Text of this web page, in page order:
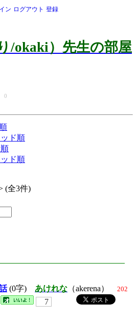
ン ログアウト 登録
/okaki）先生の部屋
0
ド順
ド順
(全3件)
(0字) あけれな （akerena） 202
7